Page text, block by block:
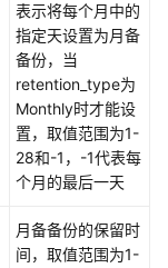
表示将每个月中的
指定天设置为月备
备份，当
retention_type为
Monthly时才能设
置，取值范围为1-
28和-1，-1代表每
个月的最后一天
月备备份的保留时
间，取值范围为1-